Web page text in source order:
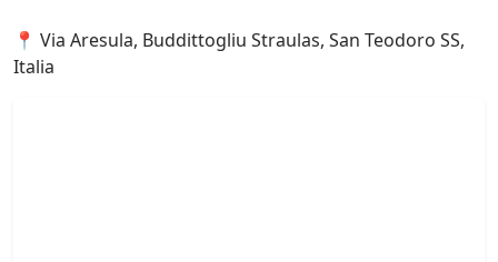
📍 Via Aresula, Buddittogliu Straulas, San Teodoro SS,
Italia